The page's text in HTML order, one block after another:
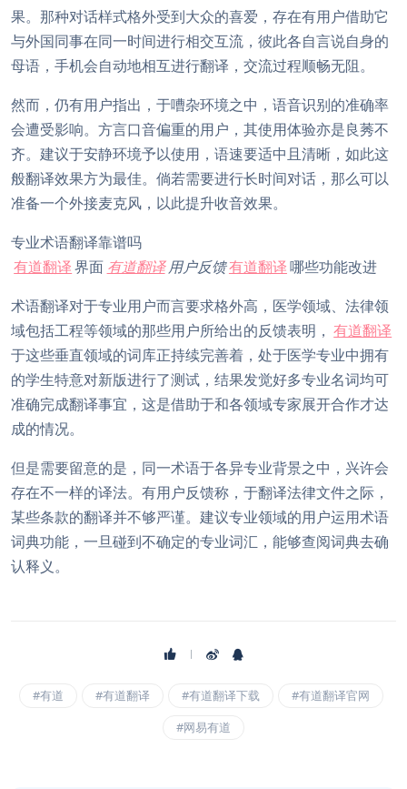
果。那种对话样式格外受到大众的喜爱，存在有用户借助它
与外国同事在同一时间进行相交互流，彼此各自言说自身的
母语，手机会自动地相互进行翻译，交流过程顺畅无阻。
然而，仍有用户指出，于嘈杂环境之中，语音识别的准确率
会遭受影响。方言口音偏重的用户，其使用体验亦是良莠不
齐。建议于安静环境予以使用，语速要适中且清晰，如此这
般翻译效果方为最佳。倘若需要进行长时间对话，那么可以
准备一个外接麦克风，以此提升收音效果。
专业术语翻译靠谱吗
有道翻译界面 有道翻译 用户反馈有道翻译哪些功能改进
术语翻译对于专业用户而言要求格外高，医学领域、法律领
域包括工程等领域的那些用户所给出的反馈表明， 有道翻译
于这些垂直领域的词库正持续完善着，处于医学专业中拥有
的学生特意对新版进行了测试，结果发觉好多专业名词均可
准确完成翻译事宜，这是借助于和各领域专家展开合作才达
成的情况。
但是需要留意的是，同一术语于各异专业背景之中，兴许会
存在不一样的译法。有用户反馈称，于翻译法律文件之际，
某些条款的翻译并不够严谨。建议专业领域的用户运用术语
词典功能，一旦碰到不确定的专业词汇，能够查阅词典去确
认释义。
#有道 #有道翻译 #有道翻译下载
#有道翻译官网
#网易有道